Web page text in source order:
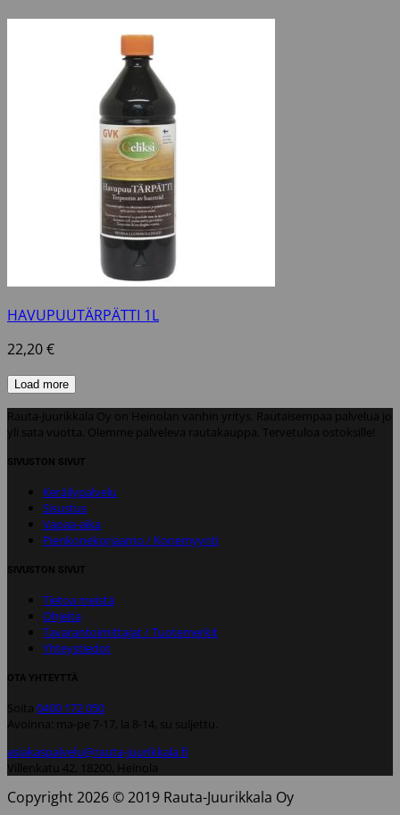
HAVUPUUTÄRPÄTTI 1L
22,20€
Load more
Rauta-Juurikkala Oy on Heinolan vanhin yritys. Rautaisempaa palvelua jo
yli sata vuotta. Olemme palveleva rautakauppa. Tervetuloa ostoksille!
SIVUSTON SIVUT
Keräilypalvelu
Sisustus
Vapaa-aika
Pienkonekorjaamo / Konemyynti
SIVUSTON SIVUT
Tietoa meistä
Ohjeita
Tavarantoimittajat / Tuotemerkit
Yhteystiedot
OTA YHTEYTTÄ
Soita 0400 172 050
Avoinna: ma-pe 7-17, la 8-14, su suljettu.
asiakaspalvelu@rauta-juurikkala.fi
Villenkatu 42, 18200, Heinola
Copyright 2026 © 2019 Rauta-Juurikkala Oy